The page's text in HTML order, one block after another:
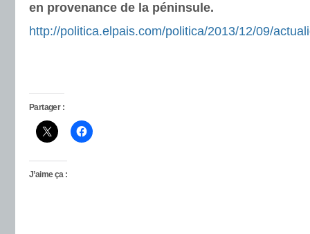
en provenance de la péninsule.
http://politica.elpais.com/politica/2013/12/09/
Partager :
J’aime ça :